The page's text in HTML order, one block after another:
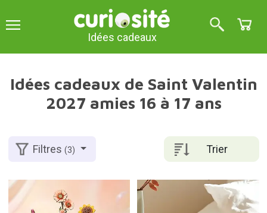
Idées cadeaux
Idées cadeaux de Saint Valentin
2027 amies 16 à 17 ans
Trier
Filtres(3)